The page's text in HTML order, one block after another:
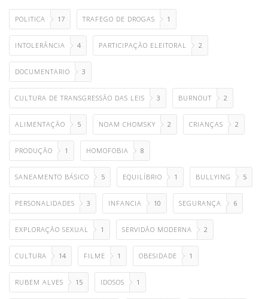
POLITICA 17 TRAFEGO DE DROGAS 1
INTOLERÂNCIA 4 PARTICIPAÇÃO ELEITORAL 2
DOCUMENTARIO 3
CULTURA DE TRANSGRESSÃO DAS LEIS 3 BURNOUT 2
ALIMENTAÇÃO 5 NOAM CHOMSKY 2 CRIANÇAS 2
PRODUÇÃO 1 HOMOFOBIA 8
SANEAMENTO BÁSICO 5 EQUILÍBRIO 1 BULLYING 5
PERSONALIDADES 3 INFANCIA 10 SEGURANÇA 6
EXPLORAÇÃO SEXUAL 1 SERVIDÃO MODERNA 2
CULTURA 14 FILME 1 OBESIDADE 1
RUBEM ALVES 15 IDOSOS 1